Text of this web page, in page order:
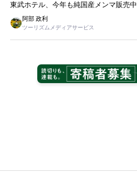
東武ホテル、今年も純国産メンマ販売中
阿部 政利
ツーリズムメディアサービス